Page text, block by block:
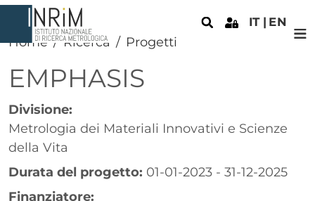
Salta al contenuto principale
IT EN
Home Ricerca Progetti
EMPHASIS
Divisione:
Metrologia dei Materiali Innovativi e Scienze
della Vita
Durata del progetto: 01-01-2023 - 31-12-2025
Finanziatore: